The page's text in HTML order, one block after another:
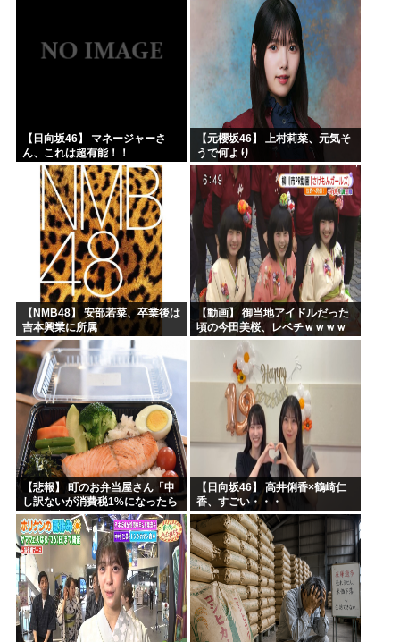
【日向坂46】 マネージャーさ
ん、これは超有能！！
【元櫻坂46】 上村莉菜、元気そ
うで何より
【NMB48】 安部若菜、卒業後は
吉本興業に所属
【動画】 御当地アイドルだった
頃の今田美桜、レベチｗｗｗｗ
ｗｗｗｗｗｗｗｗｗｗｗｗｗｗ
【悲報】 町のお弁当屋さん「申
し訳ないが消費税1%になったら
その分商品代を値上げするわ」
【日向坂46】 高井俐香×鶴崎仁
香、すごい・・・